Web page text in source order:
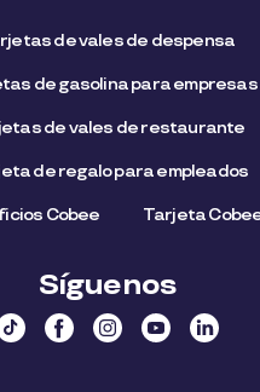
de vales de despensa
de gasolina para empresas
de vales de restaurante
de regalo para empleados​
Cobee Tarjeta
Síguenos